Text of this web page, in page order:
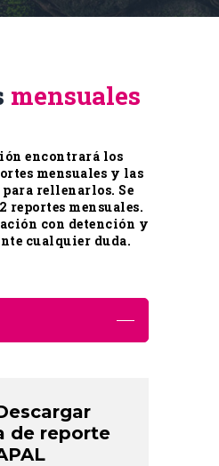
mensuales
encontrará los
mensuales y las
rellenarlos. Se
reportes mensuales.
con detención y
cualquier duda.
de reporte